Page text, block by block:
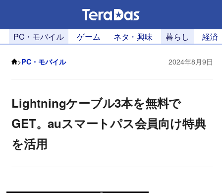
PC・モバイル ゲーム ネタ・興味 暮らし 経済
>PC・モバイル 2024年8月9日
Lightningケーブル3本を無料で
GET。auスマートパス会員向け特典
を活用